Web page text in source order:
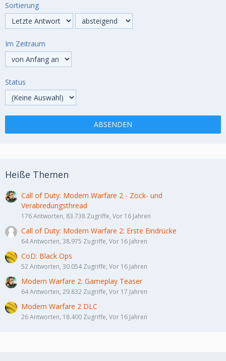
Sortierung
Im Zeitraum
Status
Heiße Themen
Call of Duty: Modern Warfare 2 - Zock- und
Verabredungsthread
176 Antworten, 83.738 Zugriffe, Vor 16 Jahren
Call of Duty: Modern Warfare 2: Erste Eindrücke
64 Antworten, 38.975 Zugriffe, Vor 16 Jahren
CoD: Black Ops
52 Antworten, 30.054 Zugriffe, Vor 16 Jahren
Modern Warfare 2: Gameplay Teaser
64 Antworten, 29.832 Zugriffe, Vor 17 Jahren
Modern Warfare 2 DLC
26 Antworten, 18.400 Zugriffe, Vor 16 Jahren